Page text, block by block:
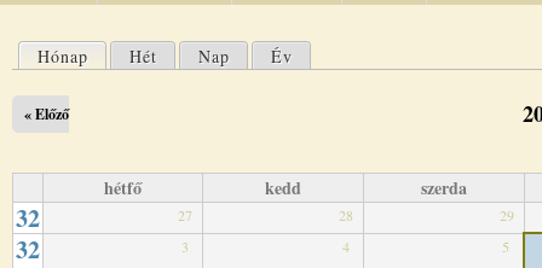
Elsődleges fülek
Hónap (aktív fül)
Hét Nap Év
« Előző
hétfő kedd szerda
32 27 28 29
32 3 4 5